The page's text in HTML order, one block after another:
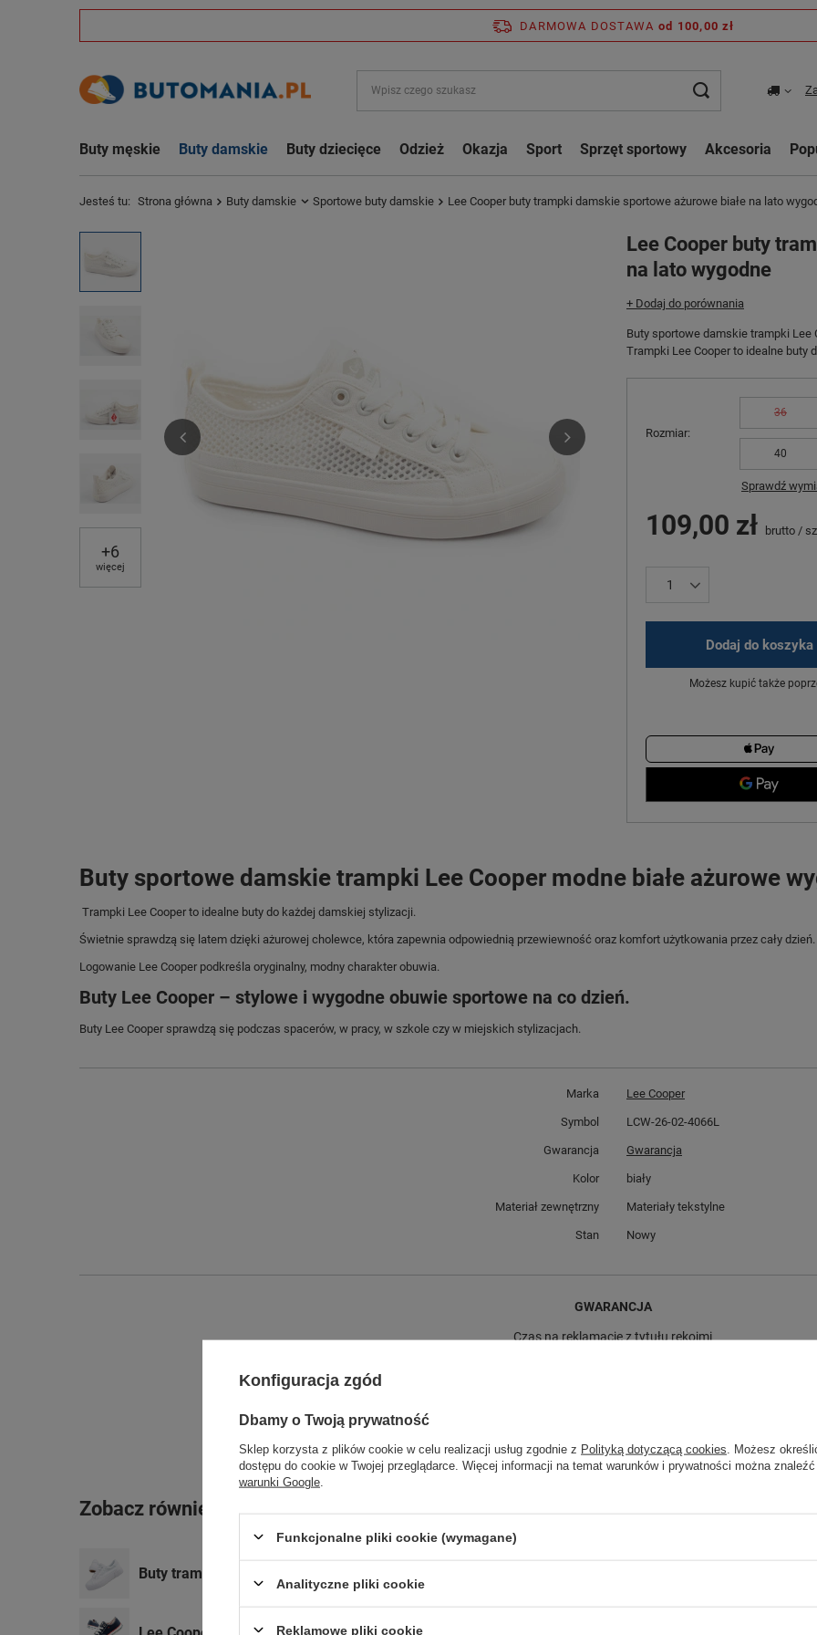
DARMOWA DOSTAWA od 100,00 zł
Buty męskie Buty damskie Buty dziecięce Odzież Okazja Sport Sprzęt sportowy Akcesoria
Jesteś tu: Strona główna Buty damskie Sportowe buty damskie Lee Cooper buty trampki damskie sportowe ażurowe białe na lato
+6
więcej
Lee Cooper buty
na lato wygodne
+ Dodaj do porównania
Buty sportowe damskie trampki Lee
Trampki Lee Cooper to idealne buty
Rozmiar
36
40
Sprawdź
109,00 zł brutto /
Dodaj do koszyka
Możesz kupić także
Buty sportowe damskie trampki Lee Cooper modne białe ażurowe
Trampki Lee Cooper to idealne buty do każdej damskiej stylizacji.
Świetnie sprawdzą się latem dzięki ażurowej cholewce, która zapewnia odpowiednią przewiewność oraz komfort użytkowania przez cały dzień.
Logowanie Lee Cooper podkreśla oryginalny, modny charakter obuwia.
Buty Lee Cooper – stylowe i wygodne obuwie sportowe na co dzień.
Buty Lee Cooper sprawdzą się podczas spacerów, w pracy, w szkole czy w miejskich stylizacjach.
Marka Lee Cooper
Symbol LCW-26-02-4066L
Gwarancja Gwarancja
Kolor biały
Materiał zewnętrzny Materiały tekstylne
Stan Nowy
GWARANCJA
Czas na reklamację z tytułu rękojmi
Polska
Zobacz również
Buty trampki Lee Cooper [LCW-22-31-0884L]
Konfiguracja zgód
Dbamy o Twoją prywatność
Sklep korzysta z plików cookie w celu realizacji usług zgodnie z Polityką dotyczącą cookies . Możesz
dostępu do cookie w Twojej przeglądarce. Więcej informacji na temat warunków i prywatności można
warunki Google
Funkcjonalne pliki cookie (wymagane)
Analityczne pliki cookie
Reklamowe pliki cookie